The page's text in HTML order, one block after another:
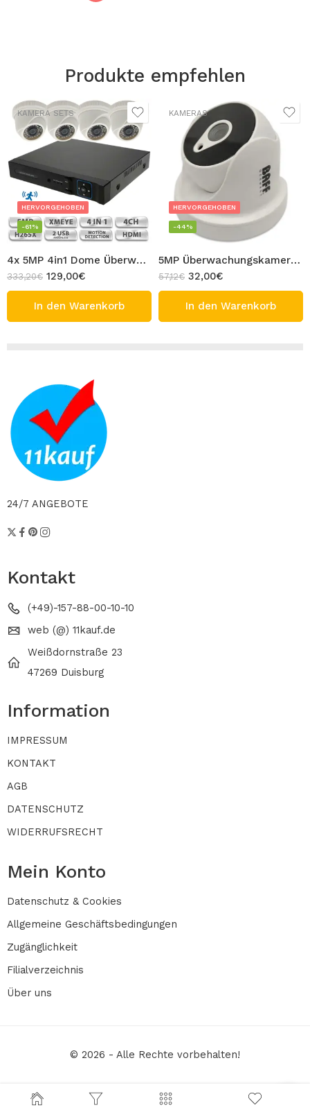
Produkte empfehlen
KAMERA SETS
4x 5MP 4in1 Dome Überwachungskamera Set Full HD 4 Stück AHD CVI TVI CVBS Innen Kamera Digistar mit 4CH 5MP Hybrid Aufnahmegerät Viva Innen Bereich
HERVORGEHOBEN
-61%
333,20€ 129,00€
In den Warenkorb
KAMERAS
5MP Überwachungskamera 4 in 1 Dome Kamera AHD TVI CVI CVBS System Innen Full HD CCTV Anschluss 2560 x 1920P BAFF
HERVORGEHOBEN
-44%
57,12€ 32,00€
In den Warenkorb
24/7 ANGEBOTE
Kontakt
(+49)-157-88-00-10-10
web (@) 11kauf.de
Weißdornstraße 23
47269 Duisburg
Information
IMPRESSUM
KONTAKT
AGB
DATENSCHUTZ
WIDERRUFSRECHT
Mein Konto
Datenschutz & Cookies
Allgemeine Geschäftsbedingungen
Zugänglichkeit
Filialverzeichnis
Über uns
© 2026 - Alle Rechte vorbehalten!